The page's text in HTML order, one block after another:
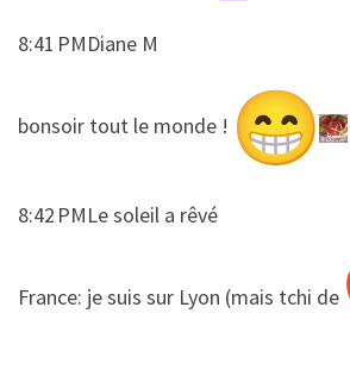
8:41 PMDiane M
​​bonsoir tout le monde !
8:42 PMLe soleil a rêvé
​​France: je suis sur Lyon (mais tchi de